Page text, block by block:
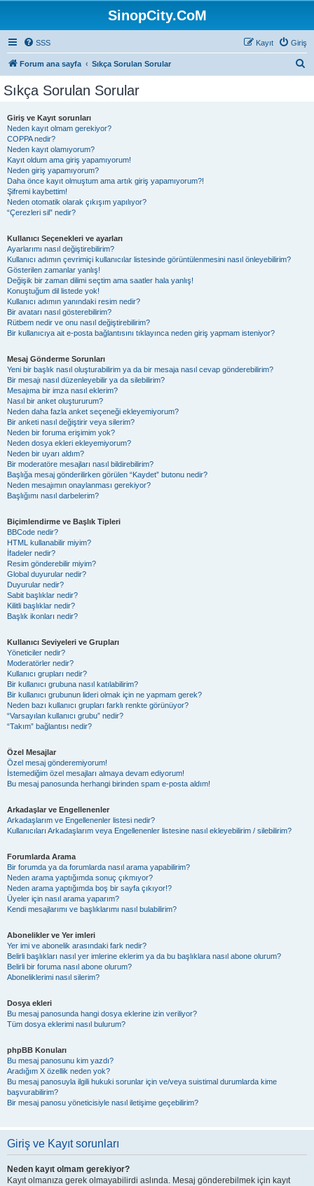
SinopCity.CoM
SSS Giriş
Kayıt
Forum ana sayfa Sıkça Sorulan Sorular
Sıkça Sorulan Sorular
Giriş ve Kayıt sorunları
Neden kayıt olmam gerekiyor?
COPPA nedir?
Neden kayıt olamıyorum?
Kayıt oldum ama giriş yapamıyorum!
Neden giriş yapamıyorum?
Daha önce kayıt olmuştum ama artık giriş yapamıyorum?!
Şifremi kaybettim!
Neden otomatik olarak çıkışım yapılıyor?
“Çerezleri sil” nedir?
Kullanıcı Seçenekleri ve ayarları
Ayarlarımı nasıl değiştirebilirim?
Kullanıcı adımın çevrimiçi kullanıcılar listesinde görüntülenmesini nasıl önleyebilirim?
Gösterilen zamanlar yanlış!
Değişik bir zaman dilimi seçtim ama saatler hala yanlış!
Konuştuğum dil listede yok!
Kullanıcı adımın yanındaki resim nedir?
Bir avatarı nasıl gösterebilirim?
Rütbem nedir ve onu nasıl değiştirebilirim?
Bir kullanıcıya ait e-posta bağlantısını tıklayınca neden giriş yapmam isteniyor?
Mesaj Gönderme Sorunları
Yeni bir başlık nasıl oluşturabilirim ya da bir mesaja nasıl cevap gönderebilirim?
Bir mesajı nasıl düzenleyebilir ya da silebilirim?
Mesajıma bir imza nasıl eklerim?
Nasıl bir anket oluştururum?
Neden daha fazla anket seçeneği ekleyemiyorum?
Bir anketi nasıl değiştirir veya silerim?
Neden bir foruma erişimim yok?
Neden dosya ekleri ekleyemiyorum?
Neden bir uyarı aldım?
Bir moderatöre mesajları nasıl bildirebilirim?
Başlığa mesaj gönderilirken görülen “Kaydet” butonu nedir?
Neden mesajımın onaylanması gerekiyor?
Başlığımı nasıl darbelerim?
Biçimlendirme ve Başlık Tipleri
BBCode nedir?
HTML kullanabilir miyim?
İfadeler nedir?
Resim gönderebilir miyim?
Global duyurular nedir?
Duyurular nedir?
Sabit başlıklar nedir?
Kilitli başlıklar nedir?
Başlık ikonları nedir?
Kullanıcı Seviyeleri ve Grupları
Yöneticiler nedir?
Moderatörler nedir?
Kullanıcı grupları nedir?
Bir kullanıcı grubuna nasıl katılabilirim?
Bir kullanıcı grubunun lideri olmak için ne yapmam gerek?
Neden bazı kullanıcı grupları farklı renkte görünüyor?
“Varsayılan kullanıcı grubu” nedir?
“Takım” bağlantısı nedir?
Özel Mesajlar
Özel mesaj gönderemiyorum!
İstemediğim özel mesajları almaya devam ediyorum!
Bu mesaj panosunda herhangi birinden spam e-posta aldım!
Arkadaşlar ve Engellenenler
Arkadaşlarım ve Engellenenler listesi nedir?
Kullanıcıları Arkadaşlarım veya Engellenenler listesine nasıl ekleyebilirim / silebilirim?
Forumlarda Arama
Bir forumda ya da forumlarda nasıl arama yapabilirim?
Neden arama yaptığımda sonuç çıkmıyor?
Neden arama yaptığımda boş bir sayfa çıkıyor!?
Üyeler için nasıl arama yaparım?
Kendi mesajlarımı ve başlıklarımı nasıl bulabilirim?
Abonelikler ve Yer imleri
Yer imi ve abonelik arasındaki fark nedir?
Belirli başlıkları nasıl yer imlerine eklerim ya da bu başlıklara nasıl abone olurum?
Belirli bir foruma nasıl abone olurum?
Aboneliklerimi nasıl silerim?
Dosya ekleri
Bu mesaj panosunda hangi dosya eklerine izin veriliyor?
Tüm dosya eklerimi nasıl bulurum?
phpBB Konuları
Bu mesaj panosunu kim yazdı?
Aradığım X özellik neden yok?
Bu mesaj panosuyla ilgili hukuki sorunlar için ve/veya suistimal durumlarda kime
başvurabilirim?
Bir mesaj panosu yöneticisiyle nasıl iletişime geçebilirim?
Giriş ve Kayıt sorunları
Neden kayıt olmam gerekiyor?
Kayıt olmanıza gerek olmayabilirdi aslında. Mesaj gönderebilmek için kayıt